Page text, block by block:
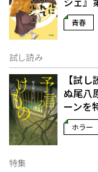
青春
試し読み
【試
ぬ――尾
ーンを
ホラー
特集